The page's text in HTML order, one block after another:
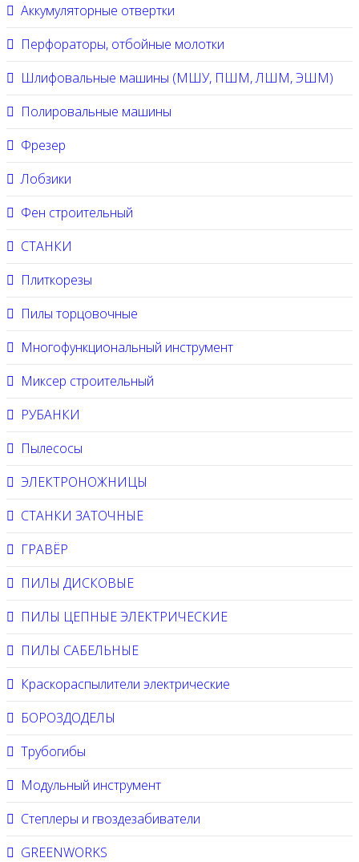
Аккумуляторные отвертки
Перфораторы, отбойные молотки
Шлифовальные машины (МШУ, ПШМ, ЛШМ, ЭШМ)
Полировальные машины
Фрезер
Лобзики
Фен строительный
СТАНКИ
Плиткорезы
Пилы торцовочные
Многофункциональный инструмент
Миксер строительный
РУБАНКИ
Пылесосы
ЭЛЕКТРОНОЖНИЦЫ
СТАНКИ ЗАТОЧНЫЕ
ГРАВЁР
ПИЛЫ ДИСКОВЫЕ
ПИЛЫ ЦЕПНЫЕ ЭЛЕКТРИЧЕСКИЕ
ПИЛЫ САБЕЛЬНЫЕ
Краскораспылители электрические
БОРОЗДОДЕЛЫ
Трубогибы
Модульный инструмент
Степлеры и гвоздезабиватели
GREENWORKS